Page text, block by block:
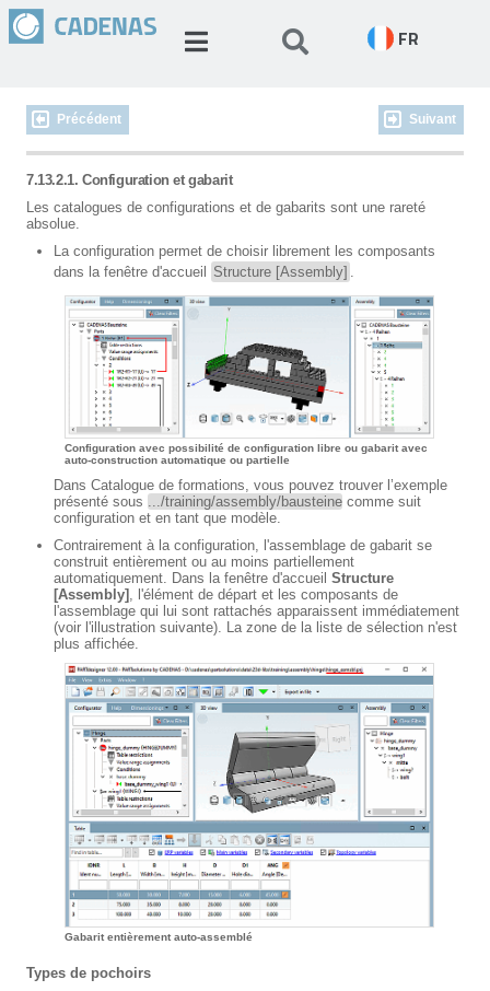
FR
Précédent Suivant
7.13.2.1. Configuration et gabarit
Les catalogues de configurations et de gabarits sont une rareté
absolue.
La configuration permet de choisir librement les composants
dans la fenêtre d'accueil
Structure [Assembly] .
Configuration avec possibilité de configuration libre ou gabarit avec
auto-construction automatique ou partielle
Dans Catalogue de formations, vous pouvez trouver l’exemple
présenté sous
.../training/assembly/bausteine comme suit
configuration et en tant que modèle.
Contrairement à la configuration, l'assemblage de gabarit se
construit entièrement ou au moins partiellement
automatiquement. Dans la fenêtre d'accueil Structure
[Assembly] , l'élément de départ et les composants de
l'assemblage qui lui sont rattachés apparaissent immédiatement
(voir l'illustration suivante). La zone de la liste de sélection n'est
plus affichée.
Gabarit entièrement auto-assemblé
Types de pochoirs